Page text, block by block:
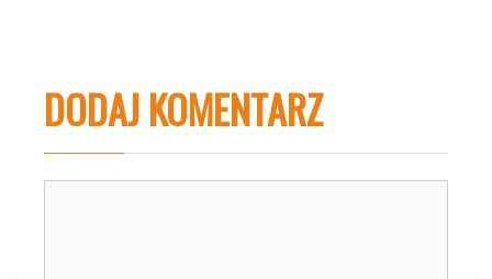
DODAJ KOMENTARZ